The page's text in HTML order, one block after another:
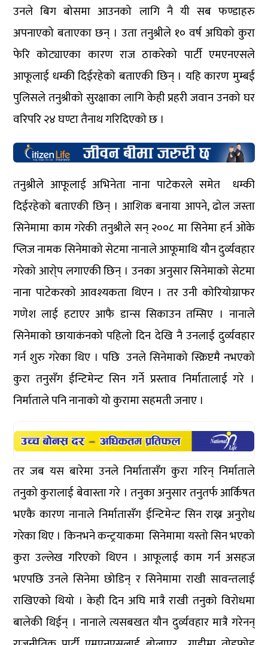
उनले बिग बोसमा आउनको लागि नै यी सब फण्डाहरु
अपनाएको बताएका छन् । उता तनुश्रीले १० वर्ष अघिको कुरा
फेरि कोट्याएका कारण राज ठाकरेको पार्टी एमएनएसले
आफूलाई धम्की दिईरहेको बताएकी छिन् । यहि कारण मुम्बई
पुलिसले तनुश्रीको सुरक्षाका लागि केही प्रहरी जवान उनको घर
वरिपरि २४ घण्टा तैनाथ गरिदिएको छ ।
तनुश्रीले आफूलाई अभिनेता नाना पाटेकरले समेत धम्की
दिईरहेको बताएकी छिन् । आशिक बनाया आपने, ढोल जस्ता
सिनेमामा काम गरेकी तनुश्रीले सन् २००८ मा सिनेमा हर्न ओके
प्लिज नामक सिनेमाको सेटमा नानाले आफूमाथि यौन दुर्व्यवहार
गरेको आरा्ेप लगाएकी छिन् । उनका अनुसार सिनेमाको सेटमा
नाना पाटेकरको आवश्यकता थिएन । तर उनी कोरियोग्राफर
गणेश लाई हटाएर आफै डान्स सिकाउन तम्सिए । नानाले
सिनेमाको छायाकंनको पहिलो दिन देखि नै उनलाई दुर्व्यवहार
गर्न शुरु गरेका थिए । पछि उनले सिनेमाको स्क्रिप्टमै नभएको
कुरा तनुसँग ईन्टिमेन्ट सिन गर्ने प्रस्ताव निर्मातालाई गरे ।
निर्माताले पनि नानाको यो कुरामा सहमती जनाए ।
तर जब यस बारेमा उनले निर्मातासँग कुरा गरिन् निर्माताले
तनुको कुरालाई बेवास्ता गरे । तनुका अनुसार तनुतर्फ आर्किषत
भएकै कारण नानाले निर्मातासँग ईन्टिमेन्ट सिन राख्न अनुरोध
गरेका थिए । किनभने कन्ट्रयाकमा सिनेमामा यस्तो सिन भएको
कुरा उल्लेख गरिएको थिएन । आफूलाई काम गर्न असहज
भएपछि उनले सिनेमा छोडिन् र सिनेमामा राखी सावन्तलाई
राखिएको थियो । केही दिन अघि मात्रै राखी तनुको विरोधमा
बालेकी थिईन् । नानाले त्यसबखत यौन दुर्व्यवहार मात्रै गरेनन्